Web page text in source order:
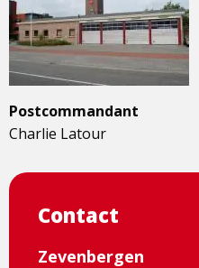
Postcommandant
Charlie Latour
Contact
Zevenbergen